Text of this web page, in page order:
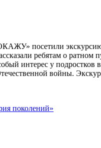
посетили
ребятам о ратном
интерес у
войны.
поколений»